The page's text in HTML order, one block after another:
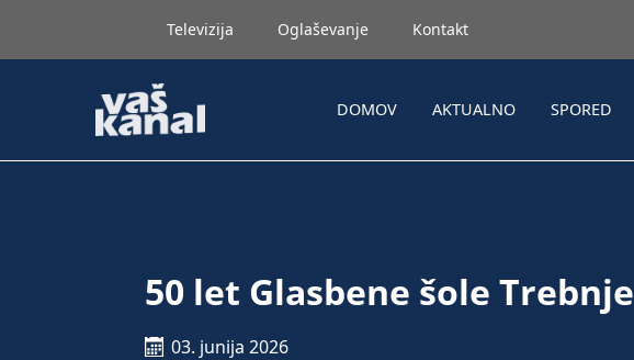
Televizija Oglaševanje Kontakt
DOMOV AKTUALNO SPORED
50 let Glasbene šole Trebnje
03. junija 2026